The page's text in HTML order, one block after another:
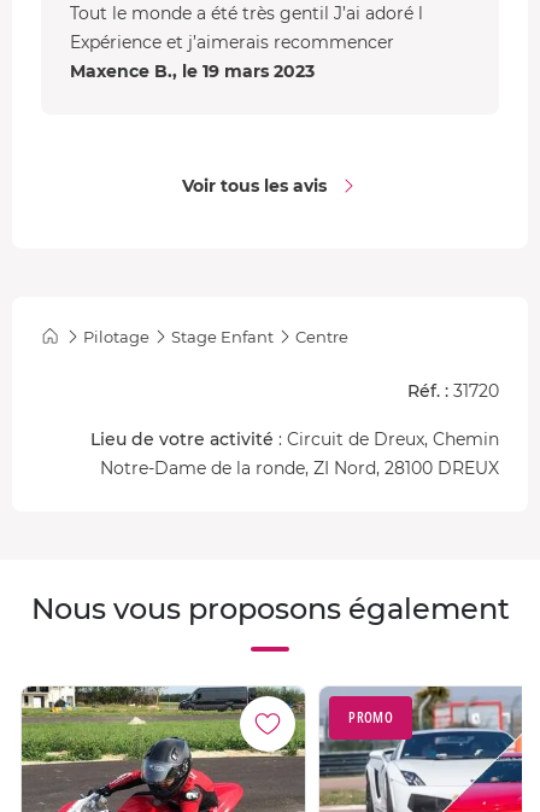
Tout le monde a été très gentil J’ai adoré l
Expérience et j’aimerais recommencer
Maxence B., le 19 mars 2023
Voir tous les avis
Pilotage Stage Enfant Centre
Réf. : 31720
Lieu de votre activité : Circuit de Dreux, Chemin
Notre-Dame de la ronde, ZI Nord, 28100 DREUX
Nous vous proposons également
PROMO